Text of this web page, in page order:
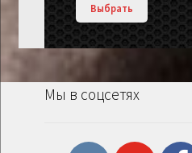
Выбрать
Мы в соцсетях